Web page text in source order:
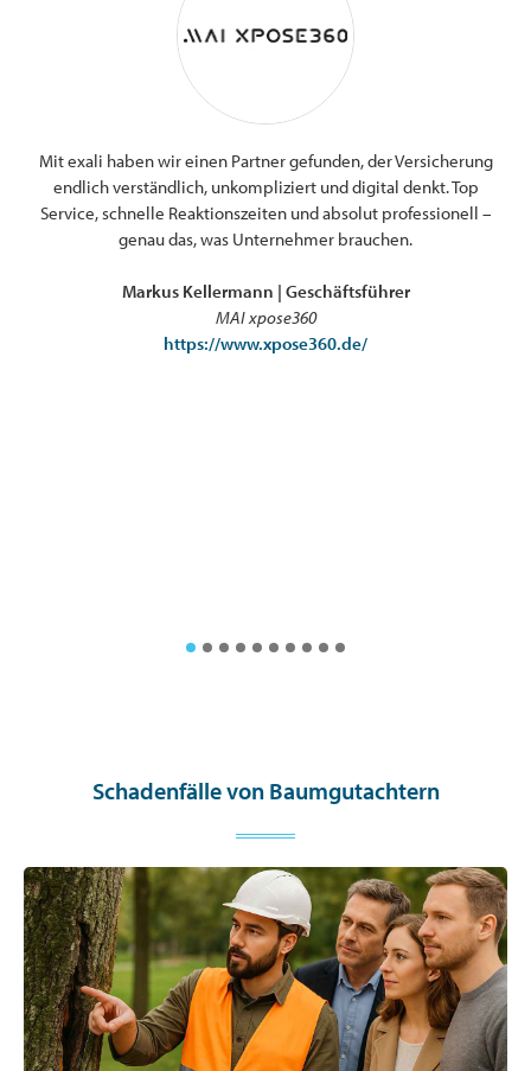
Mit exali haben wir einen Partner gefunden, der Versicherung
endlich verständlich, unkompliziert und digital denkt. Top
Service, schnelle Reaktionszeiten und absolut professionell –
genau das, was Unternehmer brauchen.
Markus Kellermann | Geschäftsführer
MAI xpose360
https://www.xpose360.de/
Schadenfälle von Baumgutachtern